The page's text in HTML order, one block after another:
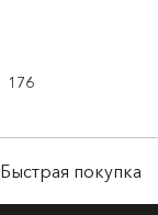
176
Быстрая покупка